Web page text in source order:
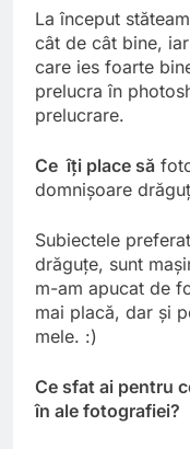
La început
cât de cât bine,
care ies foarte
prelucra în
prelucrare.
Ce îţi place să
domnişoare
Subiectele
drăguţe, sunt
m-am apucat de
mai placă, dar şi
mele. :)
Ce sfat ai pentru
în ale fotografiei?